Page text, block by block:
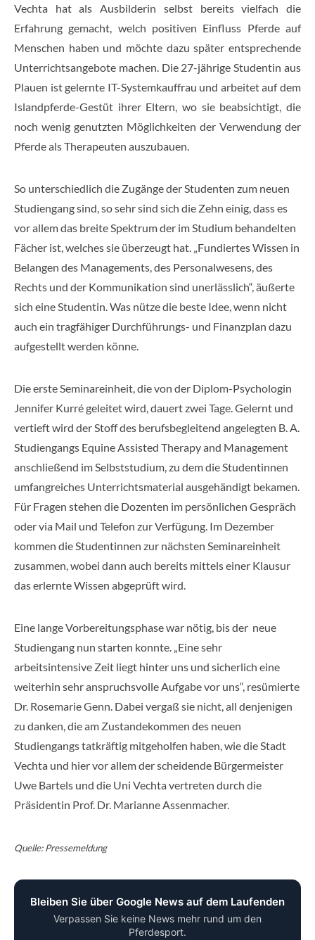
Vechta hat als Ausbilderin selbst bereits vielfach die
Erfahrung gemacht, welch positiven Einfluss Pferde auf
Menschen haben und möchte dazu später entsprechende
Unterrichtsangebote machen. Die 27-jährige Studentin aus
Plauen ist gelernte IT-Systemkauffrau und arbeitet auf dem
Islandpferde-Gestüt ihrer Eltern, wo sie beabsichtigt, die
noch wenig genutzten Möglichkeiten der Verwendung der
Pferde als Therapeuten auszubauen.
So unterschiedlich die Zugänge der Studenten zum neuen
Studiengang sind, so sehr sind sich die Zehn einig, dass es
vor allem das breite Spektrum der im Studium behandelten
Fächer ist, welches sie überzeugt hat. „Fundiertes Wissen in
Belangen des Managements, des Personalwesens, des
Rechts und der Kommunikation sind unerlässlich“, äußerte
sich eine Studentin. Was nütze die beste Idee, wenn nicht
auch ein tragfähiger Durchführungs- und Finanzplan dazu
aufgestellt werden könne.
Die erste Seminareinheit, die von der Diplom-Psychologin
Jennifer Kurré geleitet wird, dauert zwei Tage. Gelernt und
vertieft wird der Stoff des berufsbegleitend angelegten B. A.
Studiengangs Equine Assisted Therapy and Management
anschließend im Selbststudium, zu dem die Studentinnen
umfangreiches Unterrichtsmaterial ausgehändigt bekamen.
Für Fragen stehen die Dozenten im persönlichen Gespräch
oder via Mail und Telefon zur Verfügung. Im Dezember
kommen die Studentinnen zur nächsten Seminareinheit
zusammen, wobei dann auch bereits mittels einer Klausur
das erlernte Wissen abgeprüft wird.
Eine lange Vorbereitungsphase war nötig, bis der neue
Studiengang nun starten konnte. „Eine sehr
arbeitsintensive Zeit liegt hinter uns und sicherlich eine
weiterhin sehr anspruchsvolle Aufgabe vor uns“, resümierte
Dr. Rosemarie Genn. Dabei vergaß sie nicht, all denjenigen
zu danken, die am Zustandekommen des neuen
Studiengangs tatkräftig mitgeholfen haben, wie die Stadt
Vechta und hier vor allem der scheidende Bürgermeister
Uwe Bartels und die Uni Vechta vertreten durch die
Präsidentin Prof. Dr. Marianne Assenmacher.
Quelle: Pressemeldung
Bleiben Sie über Google News auf dem Laufenden
Verpassen Sie keine News mehr rund um den
Pferdesport.